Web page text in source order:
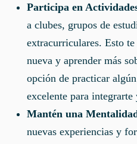
Participa en
a clubes, grupos de
extracurriculares. Esto
nueva y aprender más
opción de practicar
excelente para
Mantén una
nuevas experiencias y